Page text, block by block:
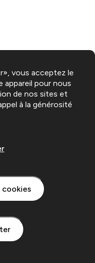
vous acceptez le
appareil pour nous
de nos sites et
à la générosité